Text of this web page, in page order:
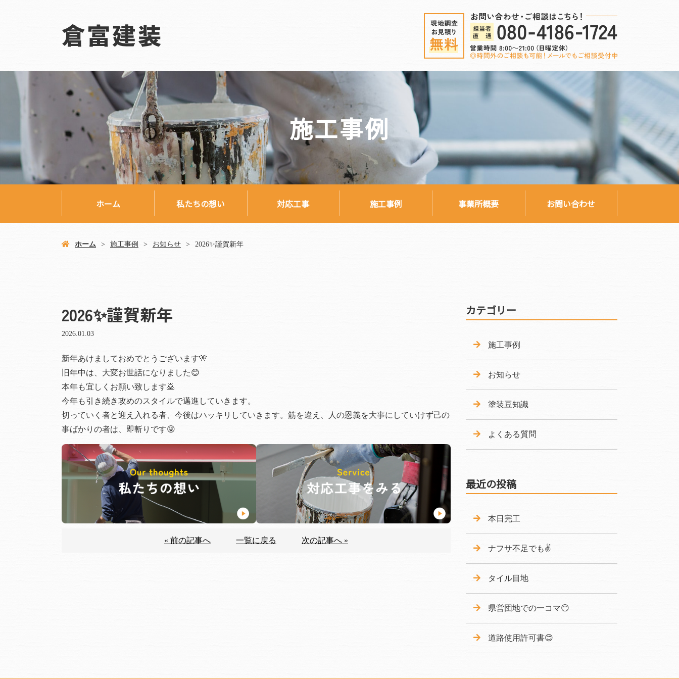
施工事例
ホーム 私たちの想い 対応工事 施工事例 事業所概要 お問い合わせ
ホーム 施工事例 お知らせ 2026✨謹賀新年
2026✨謹賀新年
2026.01.03
新年あけましておめでとうございます🎌
旧年中は、大変お世話になりました😊
本年も宜しくお願い致します🙇
今年も引き続き攻めのスタイルで邁進していきます。
切っていく者と迎え入れる者、今後はハッキリしていきます。筋を違え、人の恩義を大事にしていけず己の
事ばかりの者は、即斬りです😜
« 前の記事へ 一覧に戻る 次の記事へ »
カテゴリー
施工事例
お知らせ
塗装豆知識
よくある質問
最近の投稿
本日完工
ナフサ不足でも✌️
タイル目地‍
県営団地での一コマ😶
道路使用許可書😊